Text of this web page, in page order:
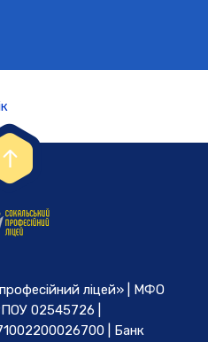
ліцей» | МФО
02545726 |
| Банк